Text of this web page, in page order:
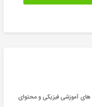
های آموزشی فیزیکی و محتوای